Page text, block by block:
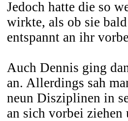
Jedoch hatte die so
wirkte, als ob sie
entspannt an ihr
Auch Dennis ging
an. Allerdings sah
neun Disziplinen in
an sich vorbei